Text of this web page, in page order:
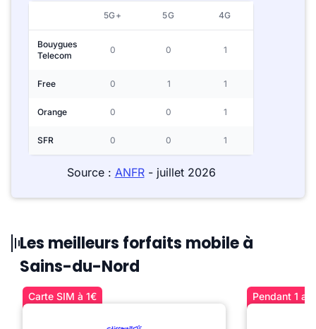
5G+ 5G 4G
Bouygues
Telecom
0 0 1
Free 0 1 1
Orange 0 0 1
SFR 0 0 1
Source : ANFR- juillet 2026
Les meilleurs forfaits mobile à
Sains-du-Nord
Carte SIM à 1€ Pendant 1